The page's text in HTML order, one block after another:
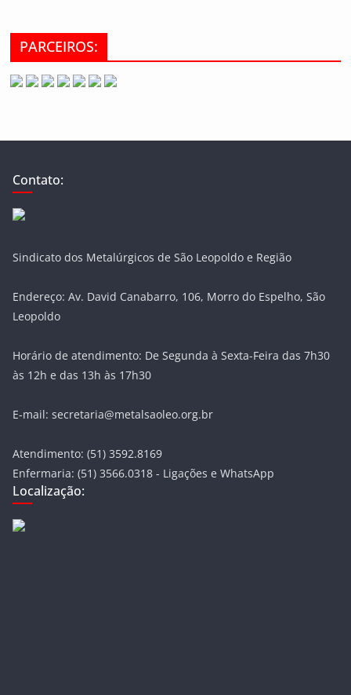
PARCEIROS:
Contato:
Sindicato dos Metalúrgicos de São Leopoldo e Região
Endereço: Av. David Canabarro, 106, Morro do Espelho, São
Leopoldo
Horário de atendimento: De Segunda à Sexta-Feira das 7h30
às 12h e das 13h às 17h30
E-mail: secretaria@metalsaoleo.org.br
Atendimento: (51) 3592.8169
Enfermaria: (51) 3566.0318 - Ligações e WhatsApp
Localização: